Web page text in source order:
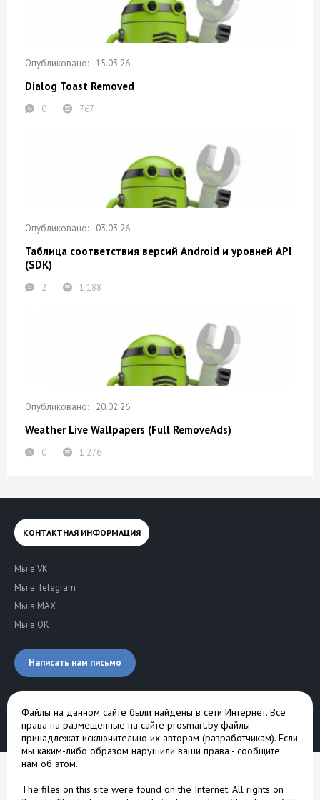
15.03.26
Dialog Toast Removed
0 767
03.03.26
Таблица соответствия версий Android и уровней API
(SDK)
2 1 188
20.02.26
Weather Live Wallpapers (Full RemoveAds)
0 1 276
КОНТАКТНАЯ ИНФОРМАЦИЯ
Мы в VK
Мы в Telegram
Мы в MAX
Мы в OK
Написать нам письмо
Файлы на данном сайте были найдены в сети Интернет. Все
права на размещенные на сайте prosmart.by файлы
принадлежат исключительно их авторам (разработчикам). Если
мы каким-либо образом нарушили ваши права - сообщите
нам об этом.
The files on this site were found on the Internet. All rights on